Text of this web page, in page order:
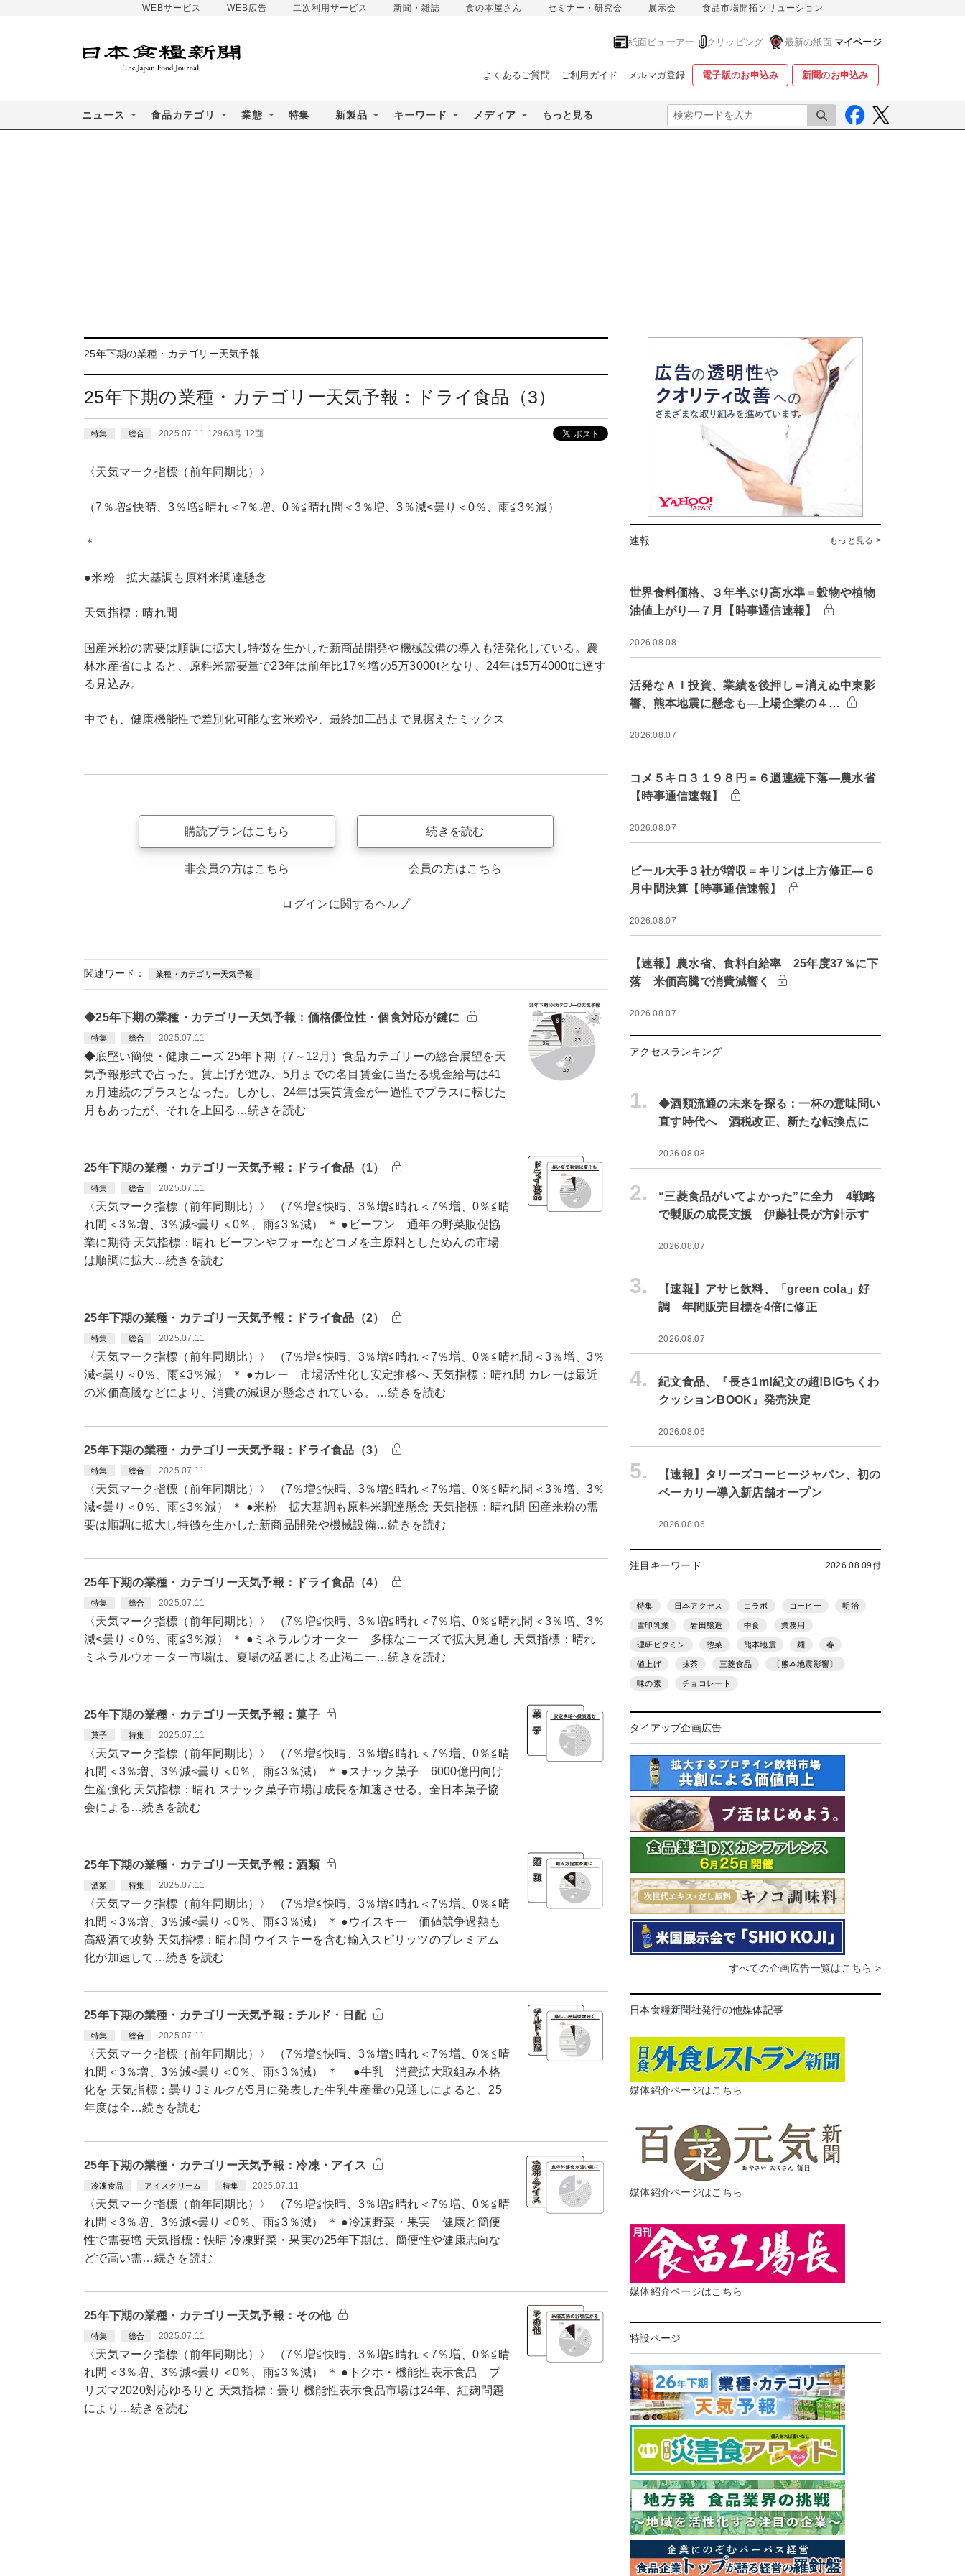
WEBサービス WEB広告 二次利用サービス 新聞・雑誌 食の本屋さん セミナー・研究会 展示会 食品市場開拓ソリューション
紙面ビューアー クリッピング 最新の紙面 マイページ
よくあるご質問 ご利用ガイド メルマガ登録 電子版のお申込み 新聞のお申込み
ニュース 食品カテゴリ 業態 特集 新製品 キーワード メディア もっと見る 検索
25年下期の業種・カテゴリー天気予報
25年下期の業種・カテゴリー天気予報：ドライ食品（3）
特集 総合 2025.07.11 12963号 12面
〈天気マーク指標（前年同期比）〉
（7％増≦快晴、3％増≦晴れ＜7％増、0％≦晴れ間＜3％増、3％減<曇り＜0％、雨≦3％減）
＊
●米粉 拡大基調も原料米調達懸念
天気指標：晴れ間
国産米粉の需要は順調に拡大し特徴を生かした新商品開発や機械設備の導入も活発化している。農
林水産省によると、原料米需要量で23年は前年比17％増の5万3000tとなり、24年は5万4000tに達す
る見込み。
中でも、健康機能性で差別化可能な玄米粉や、最終加工品まで見据えたミックス
購読プランはこちら
非会員の方はこちら
続きを読む
会員の方はこちら
ログインに関するヘルプ
関連ワード： 業種・カテゴリー天気予報
◆25年下期の業種・カテゴリー天気予報：価格優位性・個食対応が鍵に
特集 総合 2025.07.11
◆底堅い簡便・健康ニーズ 25年下期（7～12月）食品カテゴリーの総合展望を天
気予報形式で占った。賃上げが進み、5月までの名目賃金に当たる現金給与は41
ヵ月連続のプラスとなった。しかし、24年は実質賃金が一過性でプラスに転じた
月もあったが、それを上回る…続きを読む
25年下期の業種・カテゴリー天気予報：ドライ食品（1）
特集 総合 2025.07.11
〈天気マーク指標（前年同期比）〉 （7％増≦快晴、3％増≦晴れ＜7％増、0％≦晴
れ間＜3％増、3％減<曇り＜0％、雨≦3％減） ＊ ●ビーフン 通年の野菜販促協
業に期待 天気指標：晴れ ビーフンやフォーなどコメを主原料としためんの市場
は順調に拡大…続きを読む
25年下期の業種・カテゴリー天気予報：ドライ食品（2）
特集 総合 2025.07.11
〈天気マーク指標（前年同期比）〉 （7％増≦快晴、3％増≦晴れ＜7％増、0％≦晴れ間＜3％増、3％
減<曇り＜0％、雨≦3％減） ＊ ●カレー 市場活性化し安定推移へ 天気指標：晴れ間 カレーは最近
の米価高騰などにより、消費の減退が懸念されている。…続きを読む
25年下期の業種・カテゴリー天気予報：ドライ食品（3）
特集 総合 2025.07.11
〈天気マーク指標（前年同期比）〉 （7％増≦快晴、3％増≦晴れ＜7％増、0％≦晴れ間＜3％増、3％
減<曇り＜0％、雨≦3％減） ＊ ●米粉 拡大基調も原料米調達懸念 天気指標：晴れ間 国産米粉の需
要は順調に拡大し特徴を生かした新商品開発や機械設備…続きを読む
25年下期の業種・カテゴリー天気予報：ドライ食品（4）
特集 総合 2025.07.11
〈天気マーク指標（前年同期比）〉 （7％増≦快晴、3％増≦晴れ＜7％増、0％≦晴れ間＜3％増、3％
減<曇り＜0％、雨≦3％減） ＊ ●ミネラルウオーター 多様なニーズで拡大見通し 天気指標：晴れ
ミネラルウオーター市場は、夏場の猛暑による止渇ニー…続きを読む
25年下期の業種・カテゴリー天気予報：菓子
菓子 特集 2025.07.11
〈天気マーク指標（前年同期比）〉 （7％増≦快晴、3％増≦晴れ＜7％増、0％≦晴
れ間＜3％増、3％減<曇り＜0％、雨≦3％減） ＊ ●スナック菓子 6000億円向け
生産強化 天気指標：晴れ スナック菓子市場は成長を加速させる。全日本菓子協
会による…続きを読む
25年下期の業種・カテゴリー天気予報：酒類
酒類 特集 2025.07.11
〈天気マーク指標（前年同期比）〉 （7％増≦快晴、3％増≦晴れ＜7％増、0％≦晴
れ間＜3％増、3％減<曇り＜0％、雨≦3％減） ＊ ●ウイスキー 価値競争過熱も
高級酒で攻勢 天気指標：晴れ間 ウイスキーを含む輸入スピリッツのプレミアム
化が加速して…続きを読む
25年下期の業種・カテゴリー天気予報：チルド・日配
特集 総合 2025.07.11
〈天気マーク指標（前年同期比）〉 （7％増≦快晴、3％増≦晴れ＜7％増、0％≦晴
れ間＜3％増、3％減<曇り＜0％、雨≦3％減） ＊ ●牛乳 消費拡大取組み本格
化を 天気指標：曇り Jミルクが5月に発表した生乳生産量の見通しによると、25
年度は全…続きを読む
25年下期の業種・カテゴリー天気予報：冷凍・アイス
冷凍食品 アイスクリーム 特集 2025.07.11
〈天気マーク指標（前年同期比）〉 （7％増≦快晴、3％増≦晴れ＜7％増、0％≦晴
れ間＜3％増、3％減<曇り＜0％、雨≦3％減） ＊ ●冷凍野菜・果実 健康と簡便
性で需要増 天気指標：快晴 冷凍野菜・果実の25年下期は、簡便性や健康志向な
どで高い需…続きを読む
25年下期の業種・カテゴリー天気予報：その他
特集 総合 2025.07.11
〈天気マーク指標（前年同期比）〉 （7％増≦快晴、3％増≦晴れ＜7％増、0％≦晴
れ間＜3％増、3％減<曇り＜0％、雨≦3％減） ＊ ●トクホ・機能性表示食品 プ
リズマ2020対応ゆるりと 天気指標：曇り 機能性表示食品市場は24年、紅麹問題
により…続きを読む
速報 もっと見る >
世界食料価格、３年半ぶり高水準＝穀物や植物
油値上がり―７月【時事通信速報】
2026.08.08
活発なＡＩ投資、業績を後押し＝消えぬ中東影
響、熊本地震に懸念も―上場企業の４…
2026.08.07
コメ５キロ３１９８円＝６週連続下落―農水省
【時事通信速報】
2026.08.07
ビール大手３社が増収＝キリンは上方修正―６
月中間決算【時事通信速報】
2026.08.07
【速報】農水省、食料自給率 25年度37％に下
落 米価高騰で消費減響く
2026.08.07
アクセスランキング
1.
◆酒類流通の未来を探る：一杯の意味問い
直す時代へ 酒税改正、新たな転換点に
2026.08.08
2.
“三菱食品がいてよかった”に全力 4戦略
で製販の成長支援 伊藤社長が方針示す
2026.08.07
3.
【速報】アサヒ飲料、「green cola」好
調 年間販売目標を4倍に修正
2026.08.07
4.
紀文食品、『長さ1m!紀文の超!BIGちくわ
クッションBOOK』発売決定
2026.08.06
5.
【速報】タリーズコーヒージャパン、初の
ベーカリー導入新店舗オープン
2026.08.06
注目キーワード 2026.08.09付
特集 日本アクセス コラボ コーヒー 明治
雪印乳業 岩田醸造 中食 業務用
理研ビタミン 惣菜 熊本地震 麺 春
値上げ 抹茶 三菱食品 〔熊本地震影響〕
味の素 チョコレート
タイアップ企画広告
すべての企画広告一覧はこちら >
日本食糧新聞社発行の他媒体記事
媒体紹介ページはこちら
媒体紹介ページはこちら
媒体紹介ページはこちら
特設ページ